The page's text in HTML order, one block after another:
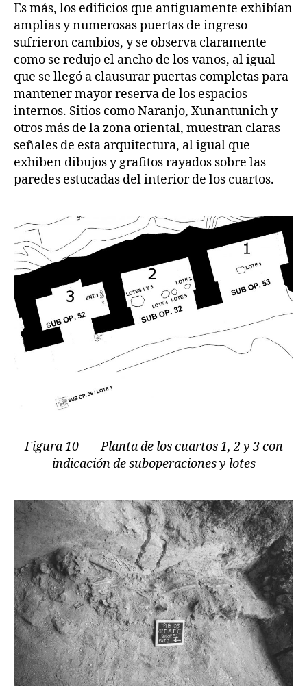
Es más, los edificios que antiguamente exhibían
amplias y numerosas puertas de ingreso
sufrieron cambios, y se observa claramente
como se redujo el ancho de los vanos, al igual
que se llegó a clausurar puertas completas para
mantener mayor reserva de los espacios
internos. Sitios como Naranjo, Xunantunich y
otros más de la zona oriental, muestran claras
señales de esta arquitectura, al igual que
exhiben dibujos y grafitos rayados sobre las
paredes estucadas del interior de los cuartos.
Figura 10 Planta de los cuartos 1, 2 y 3 con
indicación de suboperaciones y lotes